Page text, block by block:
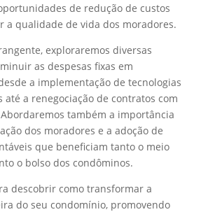
de redução de custos
a qualidade de vida dos moradores.
exploraremos diversas
as despesas fixas em
a implementação de tecnologias
até a renegociação de contratos com
também a importância
dos moradores e a adoção de
que beneficiam tanto o meio
o bolso dos condôminos.
descobrir como transformar a
do seu condomínio, promovendo